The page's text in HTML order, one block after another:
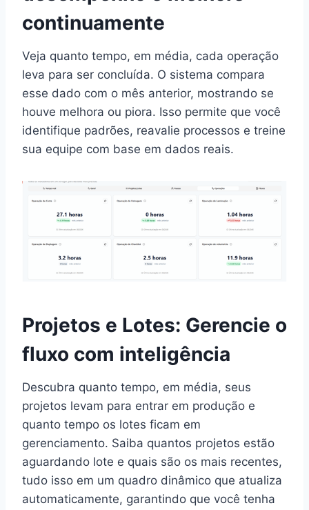
continuamente
Veja quanto tempo, em média, cada operação
leva para ser concluída. O sistema compara
esse dado com o mês anterior, mostrando se
houve melhora ou piora. Isso permite que você
identifique padrões, reavalie processos e treine
sua equipe com base em dados reais.
Projetos e Lotes: Gerencie o
fluxo com inteligência
Descubra quanto tempo, em média, seus
projetos levam para entrar em produção e
quanto tempo os lotes ficam em
gerenciamento. Saiba quantos projetos estão
aguardando lote e quais são os mais recentes,
tudo isso em um quadro dinâmico que atualiza
automaticamente, garantindo que você tenha